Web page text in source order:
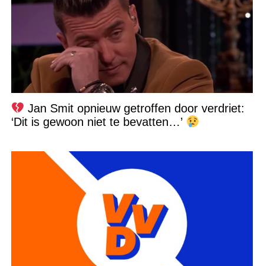
Jan Smit opnieuw getroffen door verdriet:
‘Dit is gewoon niet te bevatten…’